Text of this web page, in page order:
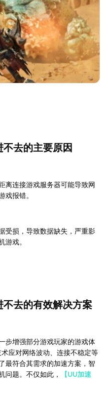
不去的主要原因
离连接游戏服务器可能导致网
戏报错。
受损，导致数据缺失，严重影
游戏。
不去的有效解决方案
步增强部分游戏玩家的游戏体
应对网络波动、连接不稳定等
最符合其需求的加速方案，智
问题。不仅如此，
【UU加速